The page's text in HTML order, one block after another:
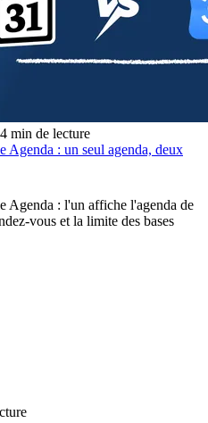
min de lecture
Agenda : un seul agenda, deux
Agenda : l'un affiche l'agenda de
vous et la limite des bases